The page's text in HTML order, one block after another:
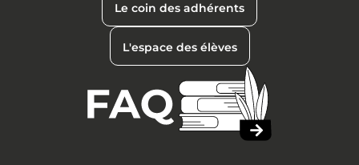
Le coin des adhérents
L'espace des élèves